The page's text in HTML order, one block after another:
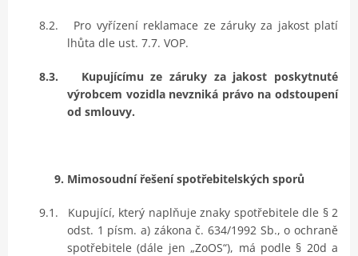
8.2.
Pro vyřízení reklamace ze záruky za jakost platí
lhůta dle ust. 7.7. VOP.
8.3.
Kupujícímu ze záruky za jakost poskytnuté
výrobcem vozidla nevzniká právo na odstoupení
od smlouvy.
9. Mimosoudní řešení spotřebitelských sporů
9.1.
Kupující, který naplňuje znaky spotřebitele dle § 2
odst. 1 písm. a) zákona č. 634/1992 Sb., o ochraně
spotřebitele (dále jen „ZoOS“), má podle § 20d a